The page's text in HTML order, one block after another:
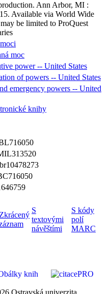
Ann Arbor, MI :
Available via World Wide
be limited to ProQuest
moc
power -- United States
of powers -- United States
emergency powers -- United
knihy
Zkrácený
S
textovými
návěštími
S kódy
polí
MARC
Ostravská univerzita